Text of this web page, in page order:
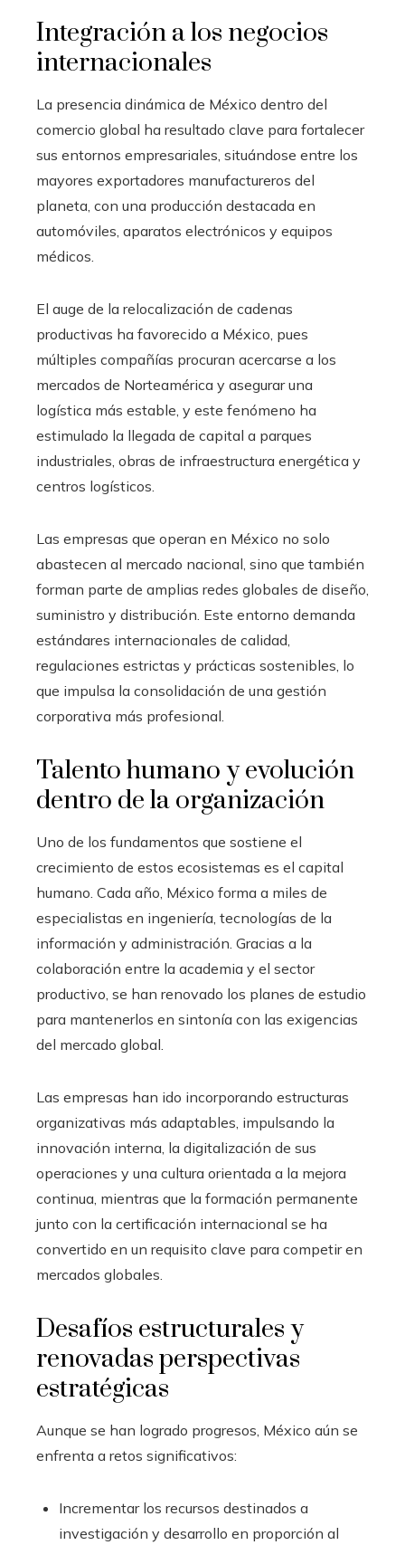
Integración a los negocios
internacionales
La presencia dinámica de México dentro del
comercio global ha resultado clave para fortalecer
sus entornos empresariales, situándose entre los
mayores exportadores manufactureros del
planeta, con una producción destacada en
automóviles, aparatos electrónicos y equipos
médicos.
El auge de la relocalización de cadenas
productivas ha favorecido a México, pues
múltiples compañías procuran acercarse a los
mercados de Norteamérica y asegurar una
logística más estable, y este fenómeno ha
estimulado la llegada de capital a parques
industriales, obras de infraestructura energética y
centros logísticos.
Las empresas que operan en México no solo
abastecen al mercado nacional, sino que también
forman parte de amplias redes globales de diseño,
suministro y distribución. Este entorno demanda
estándares internacionales de calidad,
regulaciones estrictas y prácticas sostenibles, lo
que impulsa la consolidación de una gestión
corporativa más profesional.
Talento humano y evolución
dentro de la organización
Uno de los fundamentos que sostiene el
crecimiento de estos ecosistemas es el capital
humano. Cada año, México forma a miles de
especialistas en ingeniería, tecnologías de la
información y administración. Gracias a la
colaboración entre la academia y el sector
productivo, se han renovado los planes de estudio
para mantenerlos en sintonía con las exigencias
del mercado global.
Las empresas han ido incorporando estructuras
organizativas más adaptables, impulsando la
innovación interna, la digitalización de sus
operaciones y una cultura orientada a la mejora
continua, mientras que la formación permanente
junto con la certificación internacional se ha
convertido en un requisito clave para competir en
mercados globales.
Desafíos estructurales y
renovadas perspectivas
estratégicas
Aunque se han logrado progresos, México aún se
enfrenta a retos significativos:
Incrementar los recursos destinados a
investigación y desarrollo en proporción al